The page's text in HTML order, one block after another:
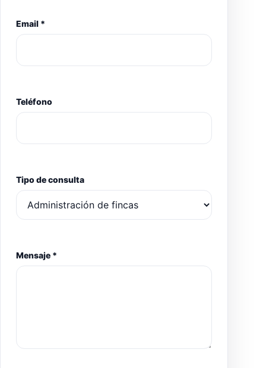
Email *
Teléfono
Tipo de consulta
Mensaje *